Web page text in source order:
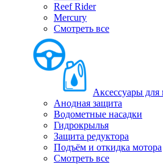
Reef Rider
Mercury
Смотреть все
Аксессуары для
Анодная защита
Водометные насадки
Гидрокрылья
Защита редуктора
Подъём и откидка мотора
Смотреть все